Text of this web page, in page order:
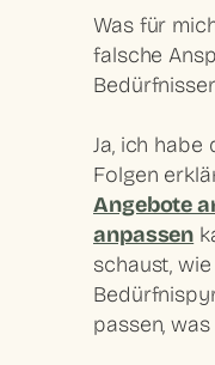
Was für
falsche
Ja, ich
Folgen
Angebote
anpassen
schaust,
passen,